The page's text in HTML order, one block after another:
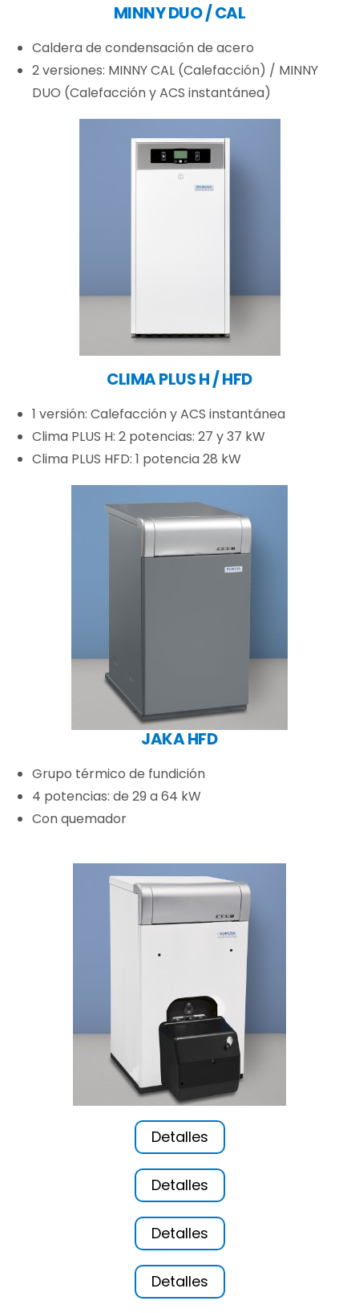
MINNY DUO / CAL
Caldera de condensación de acero
2 versiones: MINNY CAL (Calefacción) / MINNY
DUO (Calefacción y ACS instantánea)
CLIMA PLUS H / HFD
1 versión: Calefacción y ACS instantánea
Clima PLUS H: 2 potencias: 27 y 37 kW
Clima PLUS HFD: 1 potencia 28 kW
JAKA HFD
Grupo térmico de fundición
4 potencias: de 29 a 64 kW
Con quemador
Detalles
Detalles
Detalles
Detalles